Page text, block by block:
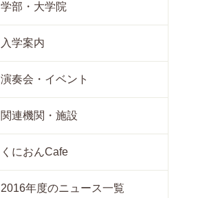
学部・大学院
入学案内
演奏会・イベント
関連機関・施設
くにおんCafe
2016年度のニュース一覧